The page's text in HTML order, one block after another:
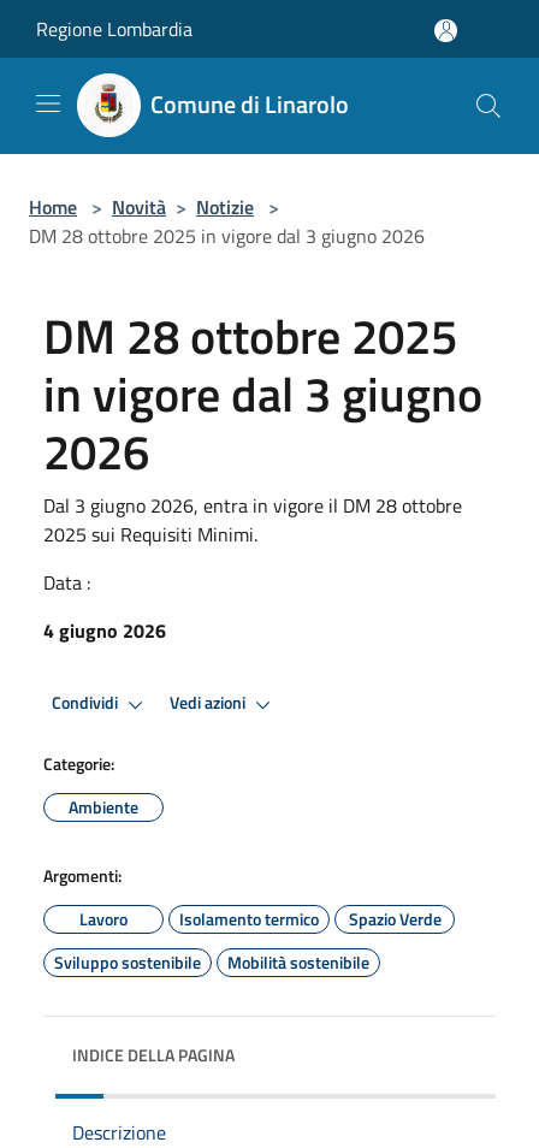
Regione Lombardia
Comune di Linarolo
Home > Novità > Notizie >
DM 28 ottobre 2025 in vigore dal 3 giugno 2026
DM 28 ottobre 2025
in vigore dal 3 giugno
2026
Dal 3 giugno 2026, entra in vigore il DM 28 ottobre
2025 sui Requisiti Minimi.
Data :
4 giugno 2026
Condividi Vedi azioni
Categorie:
Ambiente
Argomenti:
Lavoro
Isolamento termico
Spazio Verde
Sviluppo sostenibile
Mobilità sostenibile
INDICE DELLA PAGINA
Descrizione